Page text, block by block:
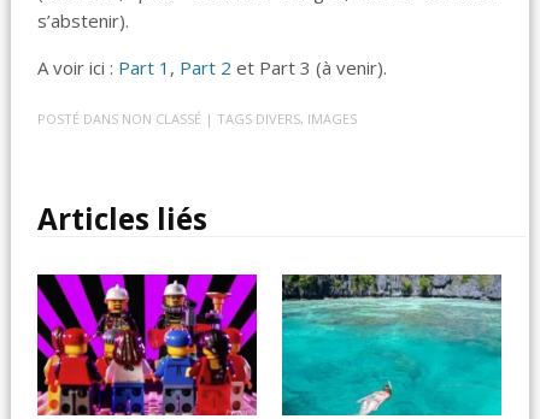
s’abstenir).
A voir ici : Part 1 , Part 2 et Part 3 (à venir).
POSTÉ DANS NON CLASSÉ | TAGS DIVERS, IMAGES
Articles liés